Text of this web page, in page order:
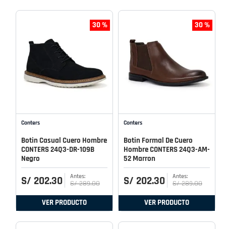
30 %
Conters
Botin Casual Cuero Hombre
CONTERS 24Q3-DR-109B
Negro
S/ 202.30 S/ 289.00
VER PRODUCTO
30 %
Conters
Botin Formal De Cuero
Hombre CONTERS 24Q3-AM-
52 Marron
S/ 202.30 S/ 289.00
VER PRODUCTO